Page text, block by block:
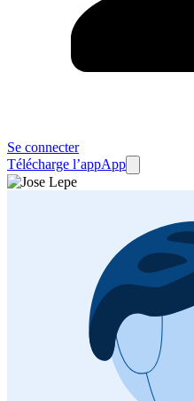
Se connecter
Télécharge l’appApp